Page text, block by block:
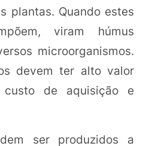
plantas. Quando estes
viram húmus
microorganismos.
devem ter alto valor
de aquisição e
ser produzidos a